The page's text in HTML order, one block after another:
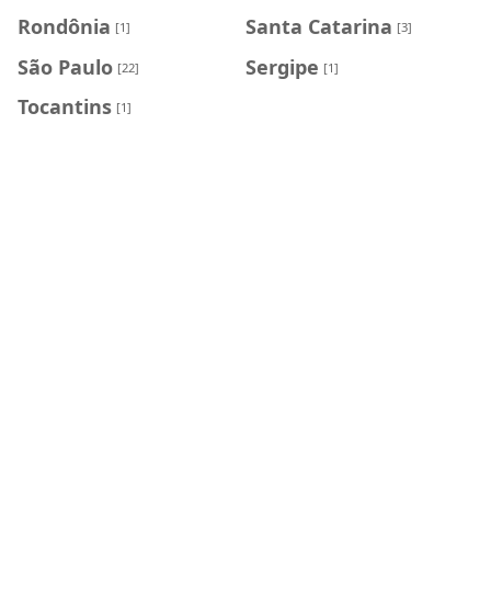
Rondônia [1] Santa Catarina [3]
São Paulo [22] Sergipe [1]
Tocantins [1]